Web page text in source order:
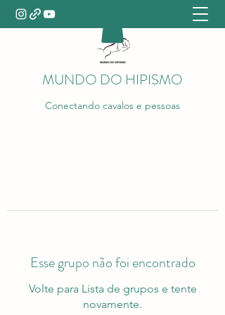
MUNDO DO HIPISMO
Conectando cavalos e pessoas
Esse grupo não foi encontrado
Volte para Lista de grupos e tente
novamente.